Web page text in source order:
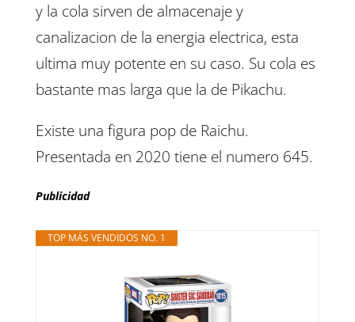
y la cola sirven de almacenaje y
canalizacion de la energia electrica, esta
ultima muy potente en su caso. Su cola es
bastante mas larga que la de Pikachu.
Existe una figura pop de Raichu.
Presentada en 2020 tiene el numero 645.
Publicidad
TOP MÁS VENDIDOS NO. 1